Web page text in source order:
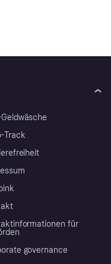
Track
für
governance